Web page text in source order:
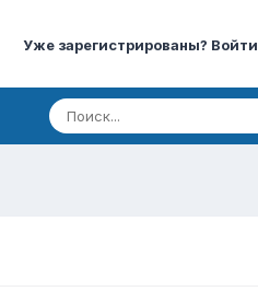
Уже зарегистрированы? Войти